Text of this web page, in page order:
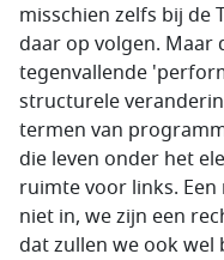
misschien zelfs bij de
daar op volgen.
tegenvallende
structurele
termen van
die leven onder het
ruimte voor links.
niet in, we zijn een
dat zullen we ook wel